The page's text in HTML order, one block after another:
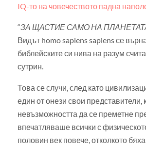
IQ-то на човечеството падна
“ЗА ЩАСТИЕ САМО НА
Видът homo sapiens sapiens се
библейските си нива на разум
сутрин.
Това се случи, след като
един от онези свои представители,
невъзможността да се преметне
впечатляваше всички с
половин век повече, отколкото бяха